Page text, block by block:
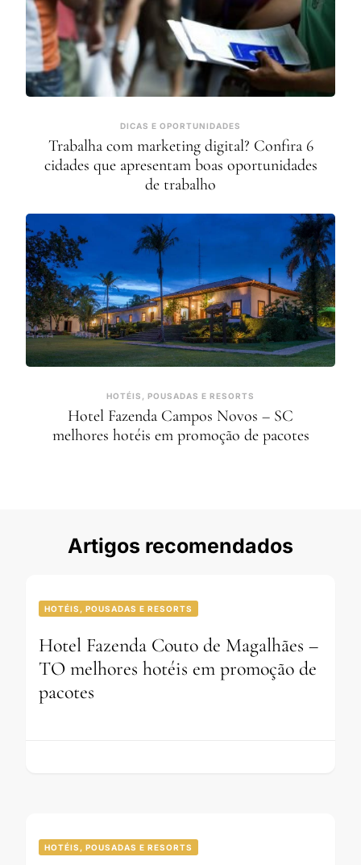
DICAS E OPORTUNIDADES
Trabalha com marketing digital? Confira 6
cidades que apresentam boas oportunidades
de trabalho
HOTÉIS, POUSADAS E RESORTS
Hotel Fazenda Campos Novos – SC
melhores hotéis em promoção de pacotes
Artigos recomendados
HOTÉIS, POUSADAS E RESORTS
Hotel Fazenda Couto de Magalhães –
TO melhores hotéis em promoção de
pacotes
HOTÉIS, POUSADAS E RESORTS